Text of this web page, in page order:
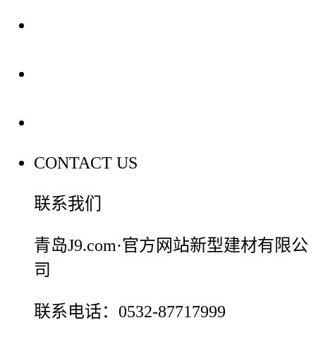
CONTACT US
联系我们
青岛J9.com·官方网站新型建材有限公
司
联系电话：0532-87717999